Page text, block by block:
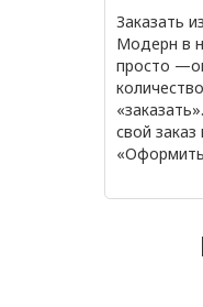
Заказать
Модерн в
просто
свой